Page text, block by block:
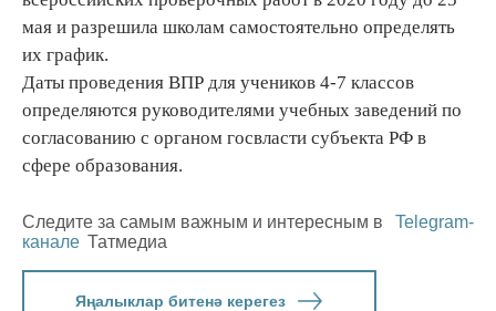
мая и разрешила школам самостоятельно определять
их график.
Даты проведения ВПР для учеников 4-7 классов
определяются руководителями учебных заведений по
согласованию с органом госвласти субъекта РФ в
сфере образования.
Следите за самым важным и интересным в
Telegram-
канале Татмедиа
Яңалыклар битенә керегез